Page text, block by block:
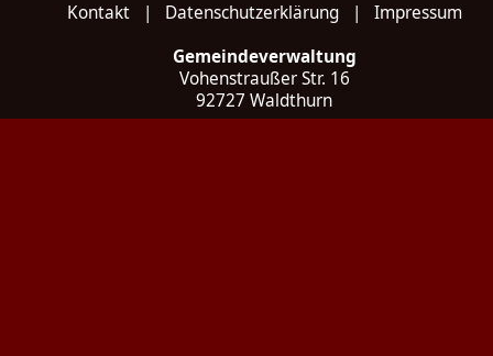
Kontakt| Datenschutzerklärung| Impressum
Gemeindeverwaltung
Vohenstraußer Str. 16
92727 Waldthurn